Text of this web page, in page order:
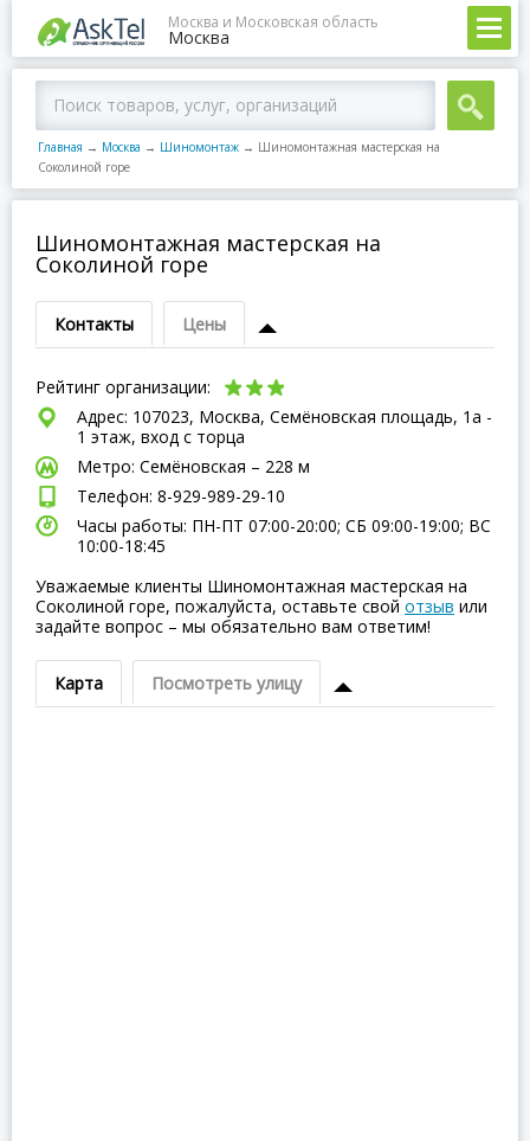
Москва и Московская область
Москва
Главная → Москва → Шиномонтаж → Шиномонтажная мастерская на
Соколиной горе
Шиномонтажная мастерская на
Соколиной горе
Контакты Цены
Рейтинг организации:
Адрес: 107023, Москва, Семёновская площадь, 1а -
1 этаж, вход с торца
Метро: Семёновская – 228 м
Телефон: 8-929-989-29-10
Часы работы: ПН-ПТ 07:00-20:00; СБ 09:00-19:00; ВC
10:00-18:45
Уважаемые клиенты Шиномонтажная мастерская на
Соколиной горе, пожалуйста, оставьте свой отзыв или
задайте вопрос – мы обязательно вам ответим!
Карта Посмотреть улицу